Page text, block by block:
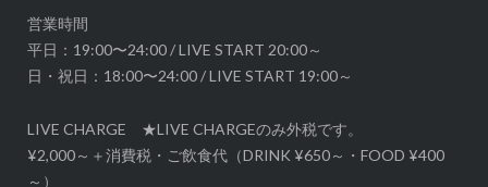
ン
営業時間
平日：19:00〜24:00 / LIVE START 20:00～
日・祝日：18:00〜24:00 / LIVE START 19:00～
LIVE CHARGE ★LIVE CHARGEのみ外税です。
¥2,000～＋消費税・ご飲食代（DRINK ¥650～・FOOD ¥400
～）